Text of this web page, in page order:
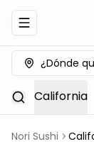
Abrir menu
¿Dónde
California
Nori Sushi